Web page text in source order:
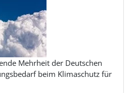
Mehrheit der Deutschen
beim Klimaschutz für